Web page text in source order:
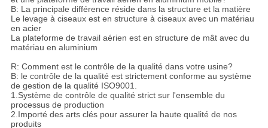
B: La principale différence réside dans la structure et la matière
Le levage à ciseaux est en structure à ciseaux avec un matériau
en acier
La plateforme de travail aérien est en structure de mât avec du
matériau en aluminium
R: Comment est le contrôle de la qualité dans votre usine?
B: le contrôle de la qualité est strictement conforme au système
de gestion de la qualité ISO9001.
1.Système de contrôle de qualité strict sur l'ensemble du
processus de production
2.Importé des arts clés pour assurer la haute qualité de nos
produits